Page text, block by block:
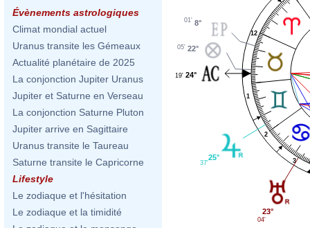
Évènements astrologiques
Climat mondial actuel
Uranus transite les Gémeaux
Actualité planétaire de 2025
La conjonction Jupiter Uranus
Jupiter et Saturne en Verseau
La conjonction Saturne Pluton
Jupiter arrive en Sagittaire
Uranus transite le Taureau
Saturne transite le Capricorne
Lifestyle
Le zodiaque et l'hésitation
Le zodiaque et la timidité
1
2
3
12
8°
01'
22°
05'
24°
19'
25°
37'
23°
04'